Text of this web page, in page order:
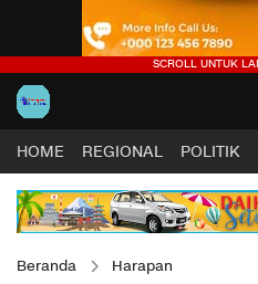
HOME REGIONAL POLITIK
Beranda Harapan